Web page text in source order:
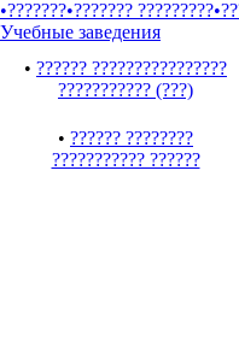
•???????•??????? ?????????
Учебные заведения
• ?????? ????????????????
??????????? (???)
• ?????? ????????
??????????? ??????